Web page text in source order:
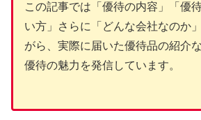
この記事では「優待の内容」「優
い方」さらに「どんな会社なのか
がら、実際に届いた優待品の紹介
優待の魅力を発信しています。